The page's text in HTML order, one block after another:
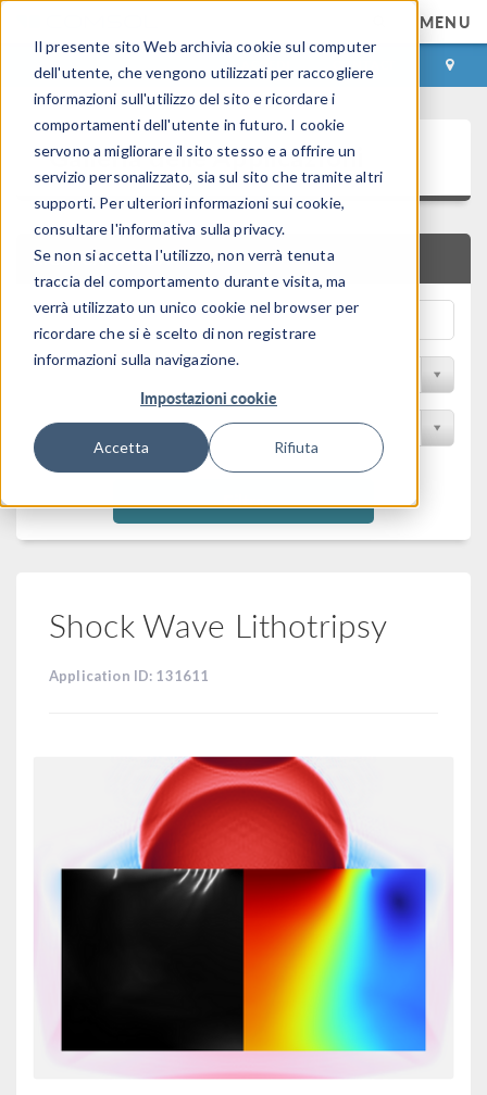
Il presente sito Web archivia cookie sul computer
dell'utente, che vengono utilizzati per raccogliere
informazioni sull'utilizzo del sito e ricordare i
comportamenti dell'utente in futuro. I cookie
servono a migliorare il sito stesso e a offrire un
servizio personalizzato, sia sul sito che tramite altri
supporti. Per ulteriori informazioni sui cookie,
consultare l'informativa sulla privacy.
Se non si accetta l'utilizzo, non verrà tenuta
traccia del comportamento durante visita, ma
verrà utilizzato un unico cookie nel browser per
ricordare che si è scelto di non registrare
informazioni sulla navigazione.
Impostazioni cookie
Accetta Rifiuta
MENU
ACCEDI CONTACT
Galleria delle Applicazioni
RICERCA RAPIDA
Filtra per Prodotto
Filtra
Shock Wave Lithotripsy
Application ID: 131611